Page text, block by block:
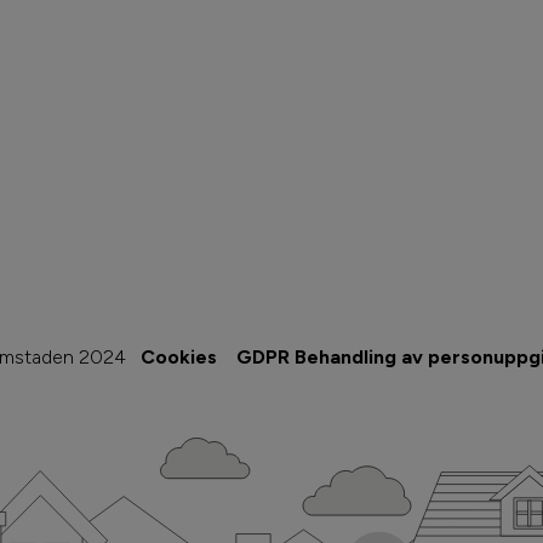
2024 Cookies GDPR Behandling av